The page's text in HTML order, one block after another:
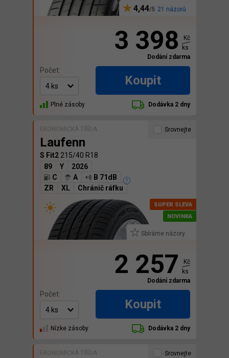
4,44 21 názorů
3 398
Kč
ks
Dodání zdarma
Počet:
Koupit
Plné zásoby Dodávka 2 dny
EKONOMICKÁ TŘÍDA
Laufenn
S Fit2 215/40 R18
89
Y
2026
C
A
B 71dB
ZR
XL Chránič ráfku
Sbíráme názory.
Srovnejte
2 257
Kč
ks
Dodání zdarma
Počet:
Koupit
Nízke zásoby Dodávka 2 dny
EKONOMICKÁ TŘÍDA Srovnejte